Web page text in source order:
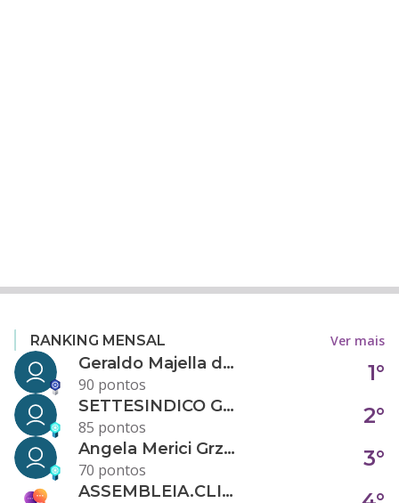
RANKING MENSAL Ver mais
Geraldo Majella da Silva
90 pontos
1°
SETTESINDICO GOVERNANÇA CONDOMINIAL
85 pontos
2°
Angela Merici Grzybowski
70 pontos
3°
ASSEMBLEIA.CLICK